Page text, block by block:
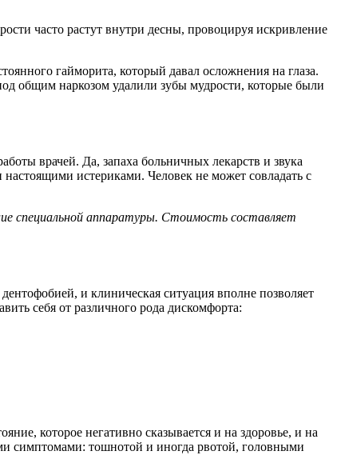
часто растут внутри десны, провоцируя искривление
гайморита, который давал осложнения на глаза.
общим наркозом удалили зубы мудрости, которые были
врачей. Да, запаха больничных лекарств и звука
истериками. Человек не может совладать с
специальной аппаратуры. Стоимость составляет
и клиническая ситуация вполне позволяет
себя от различного рода дискомфорта:
которое негативно сказывается и на здоровье, и на
симптомами: тошнотой и иногда рвотой, головными